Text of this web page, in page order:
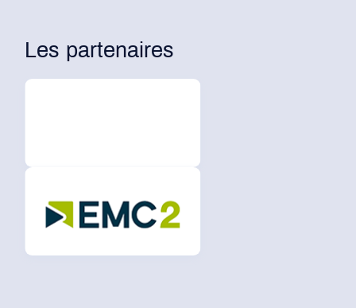
Les partenaires